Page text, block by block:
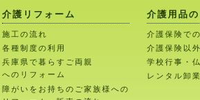
介護リフォーム
施工の流れ
各種制度の利用
兵庫県で暮らすご両親
へのリフォーム
障がいをお持ちのご家族様への
介護用品
介護保険で
介護保険以
学校行事・
レンタル卸